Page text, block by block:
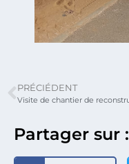
Partager sur :
PRÉCIÉDENT